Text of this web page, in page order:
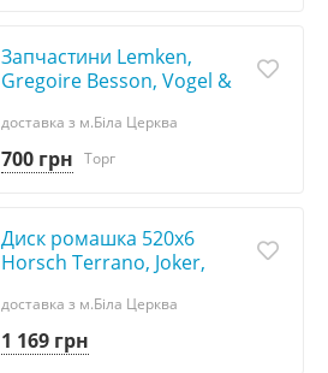
Запчастини Lemken,
Gregoire Besson, Vogel &
культиватори
700 грн Торг
доставка з м.Біла Церква
Диск ромашка 520х6
Horsch Terrano, Joker,
1 169 грн
доставка з м.Біла Церква